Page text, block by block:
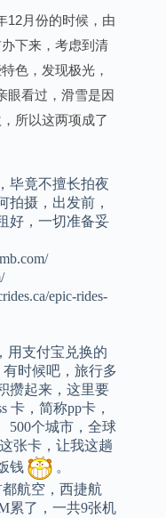
12月份的时候，由
下来，考虑到清
色，发现极光，
眼看过，滑雪是因
所以这两项成了
毕竟不擅长拍夜
拍摄，出发前，
好，一切准备妥
epic-rides-
用支付宝兑换的
时候吧，旅行多
攒起来，这里要
卡，简称pp卡，
500个城市，全球
张卡，让我这趟
钱
。
航空，西捷航
累了，一共9张机